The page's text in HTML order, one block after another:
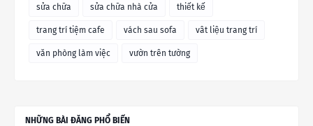
sửa chữa sửa chữa nhà cửa thiết kế
trang trí tiệm cafe vách sau sofa vât liệu trang trí
văn phòng làm việc vườn trên tường
NHỮNG BÀI ĐĂNG PHỔ BIẾN